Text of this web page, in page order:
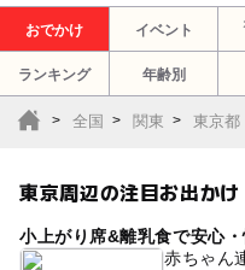
おでかけ イベント
ランキング 年齢別
全国 関東 東京都
東京周辺の注目お出かけ
小上がり席&離乳食で安心
赤ちゃん